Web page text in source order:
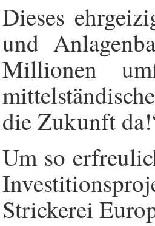
Dieses
und
Millionen
die Zukunft
Um so
Strickerei